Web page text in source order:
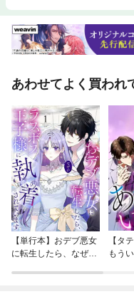
あわせてよく買われ
【単行本】おデブ悪女
に転生したら、なぜか
【タ
もう